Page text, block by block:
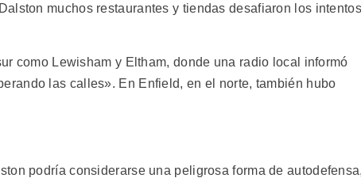
muchos restaurantes y tiendas desafiaron los intentos
como Lewisham y Eltham, donde una radio local informó
las calles». En Enfield, en el norte, también hubo
podría considerarse una peligrosa forma de